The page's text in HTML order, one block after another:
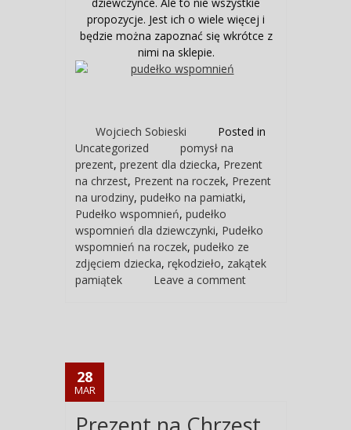
propozycje. Jest ich o wiele więcej i
będzie można zapoznać się wkrótce z
nimi na sklepie.
Wojciech Sobieski
Posted in
Uncategorized
pomysł na
prezent,prezent dla dziecka, Prezent
na chrzest, Prezent na roczek, Prezent
na urodziny,pudełko na pamiatki,
Pudełko wspomnień,pudełko
wspomnień dla dziewczynki, Pudełko
wspomnień na roczek,pudełko ze
zdjęciem dziecka,rękodzieło, zakątek
pamiątek
Leave a comment
28
MAR